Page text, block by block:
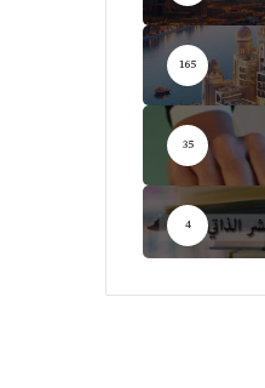
165
35
4